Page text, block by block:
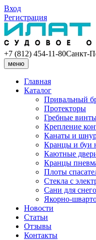
Вход
Регистрация
+7 (812) 454-11-80Санкт-
меню
Главная
Каталог
Привальный
Протекторы
Гребные
Крепление
Канаты и
Кранцы и буи
Каютные
Кранцы
Плоты
Стекла с
Сани для
Якорно-
Новости
Статьи
Отзывы
Контакты